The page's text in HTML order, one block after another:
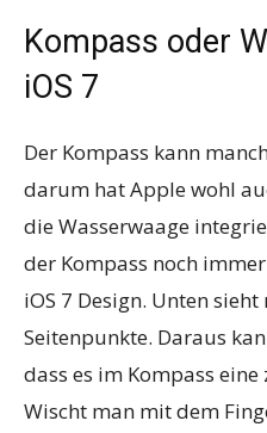
Kompass oder
iOS 7
Der Kompass kann
darum hat Apple wohl
die Wasserwaage
der Kompass noch
iOS 7 Design. Unten
Seitenpunkte. Daraus
dass es im Kompass eine
Wischt man mit dem